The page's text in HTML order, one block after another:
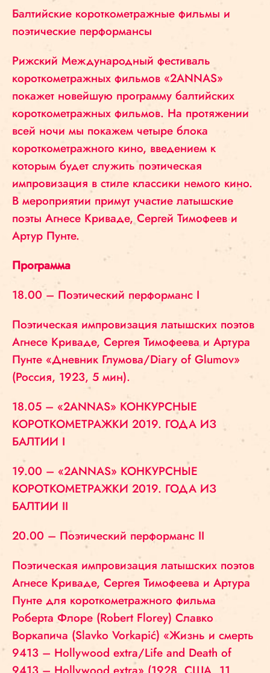
Балтийские короткометражные фильмы и
поэтические перформансы
Рижский Международный фестиваль
короткометражных фильмов «2ANNAS»
покажет новейшую программу балтийских
короткометражных фильмов. На протяжении
всей ночи мы покажем четыре блока
короткометражного кино, введением к
которым будет служить поэтическая
импровизация в стиле классики немого кино.
В мероприятии примут участие латышские
поэты Агнесе Криваде, Сергей Тимофеев и
Артур Пунте.
Программа
18.00 – Поэтический перформанс I
Поэтическая импровизация латышских поэтов
Агнесе Криваде, Сергея Тимофеева и Артура
Пунте «Дневник Глумова/Diary of Glumov»
(Россия, 1923, 5 мин).
18.05 – «2ANNAS» КОНКУРСНЫЕ
КОРОТКОМЕТРАЖКИ 2019. ГОДА ИЗ
БАЛТИИ I
19.00 – «2ANNAS» КОНКУРСНЫЕ
КОРОТКОМЕТРАЖКИ 2019. ГОДА ИЗ
БАЛТИИ II
20.00 – Поэтический перформанс II
Поэтическая импровизация латышских поэтов
Агнесе Криваде, Сергея Тимофеева и Артура
Пунте для короткометражного фильма
Роберта Флоре (Robert Florey) Славко
Воркапича (Slavko Vorkapić) «Жизнь и смерть
9413 – Hollywood extra/Life and Death of